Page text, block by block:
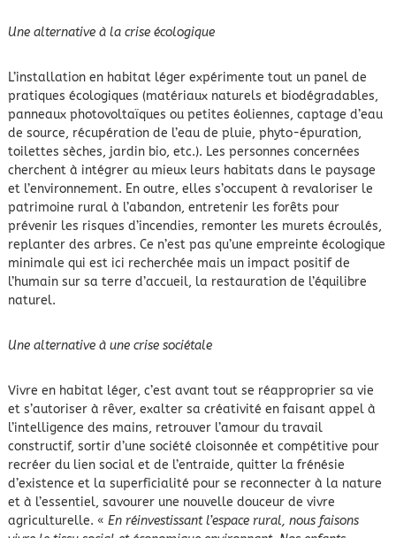
Une alternative à la crise écologique
L’installation en habitat léger expérimente tout un panel de
pratiques écologiques (matériaux naturels et biodégradables,
panneaux photovoltaïques ou petites éoliennes, captage d’eau
de source, récupération de l’eau de pluie, phyto-épuration,
toilettes sèches, jardin bio, etc.). Les personnes concernées
cherchent à intégrer au mieux leurs habitats dans le paysage
et l’environnement. En outre, elles s’occupent à revaloriser le
patrimoine rural à l’abandon, entretenir les forêts pour
prévenir les risques d’incendies, remonter les murets écroulés,
replanter des arbres. Ce n’est pas qu’une empreinte écologique
minimale qui est ici recherchée mais un impact positif de
l’humain sur sa terre d’accueil, la restauration de l’équilibre
naturel.
Une alternative à une crise sociétale
Vivre en habitat léger, c’est avant tout se réapproprier sa vie
et s’autoriser à rêver, exalter sa créativité en faisant appel à
l’intelligence des mains, retrouver l’amour du travail
constructif, sortir d’une société cloisonnée et compétitive pour
recréer du lien social et de l’entraide, quitter la frénésie
d’existence et la superficialité pour se reconnecter à la nature
et à l’essentiel, savourer une nouvelle douceur de vivre
agriculturelle. « En réinvestissant l’espace rural, nous faisons